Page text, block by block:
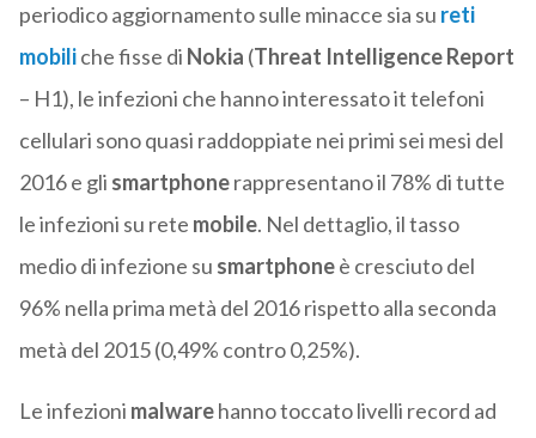
periodico aggiornamento sulle minacce sia su reti
mobiliche fisse di Nokia (Threat Intelligence Report
– H1), le infezioni che hanno interessato it telefoni
cellulari sono quasi raddoppiate nei primi sei mesi del
2016 e gli smartphonerappresentano il 78% di tutte
le infezioni su rete mobile. Nel dettaglio, il tasso
medio di infezione su smartphoneè cresciuto del
96% nella prima metà del 2016 rispetto alla seconda
metà del 2015 (0,49% contro 0,25%).
Le infezioni malwarehanno toccato livelli record ad